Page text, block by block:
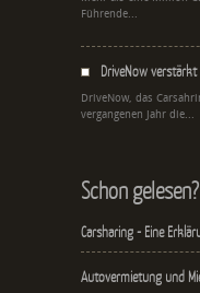
Führende...
DriveNow
DriveNow, das
vergangenen Jahr die...
Schon gelesen?
Carsharing - Eine
Autovermietung und